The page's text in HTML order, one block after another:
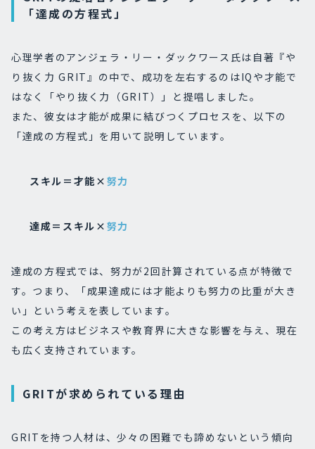
「達成の方程式」
心理学者のアンジェラ・リー・ダックワース氏は自著『や
り抜く力 GRIT』の中で、成功を左右するのはIQや才能で
はなく「やり抜く力（GRIT）」と提唱しました。
また、彼女は才能が成果に結びつくプロセスを、以下の
「達成の方程式」を用いて説明しています。
スキル＝才能× 努力
達成＝スキル× 努力
達成の方程式では、努力が2回計算されている点が特徴で
す。つまり、「成果達成には才能よりも努力の比重が大き
い」という考えを表しています。
この考え方はビジネスや教育界に大きな影響を与え、現在
も広く支持されています。
GRITが求められている理由
GRITを持つ人材は、少々の困難でも諦めないという傾向